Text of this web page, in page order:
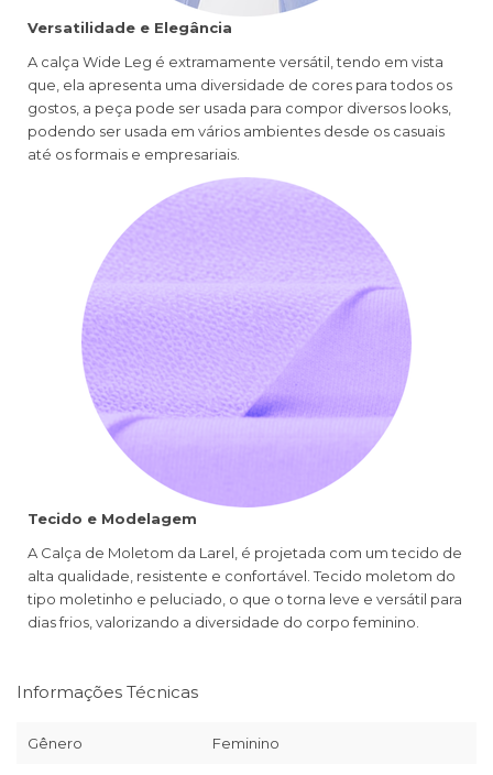
Versatilidade e Elegância
A calça Wide Leg é extramamente versátil, tendo em vista
que, ela apresenta uma diversidade de cores para todos os
gostos, a peça pode ser usada para compor diversos looks,
podendo ser usada em vários ambientes desde os casuais
até os formais e empresariais.
Tecido e Modelagem
A Calça de Moletom da Larel, é projetada com um tecido de
alta qualidade, resistente e confortável. Tecido moletom do
tipo moletinho e peluciado, o que o torna leve e versátil para
dias frios, valorizando a diversidade do corpo feminino.
Informações Técnicas
Gênero Feminino